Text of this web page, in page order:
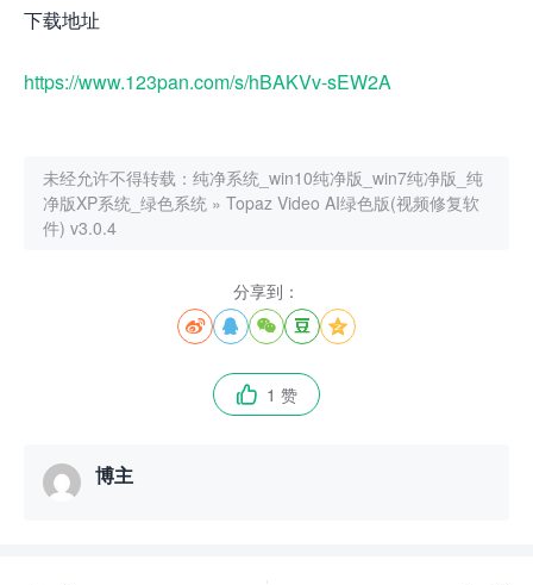
下载地址
https://www.123pan.com/s/hBAKVv-sEW2A
未经允许不得转载： 纯净系统_win10纯净版_win7纯净版_纯
净版XP系统_绿色系统 » Topaz Video AI绿色版(视频修复软
件) v3.0.4
分享到：
    
 1 赞
博主